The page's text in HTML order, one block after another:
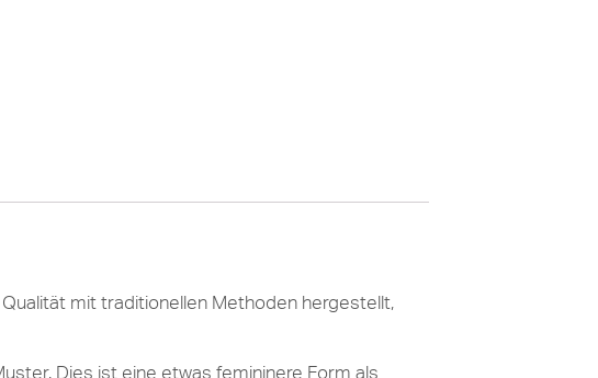
mit traditionellen Methoden hergestellt,
Dies ist eine etwas femininere Form als